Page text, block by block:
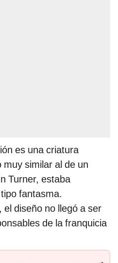
es una criatura
similar al de un
Turner, estaba
fantasma.
diseño no llegó a ser
de la franquicia